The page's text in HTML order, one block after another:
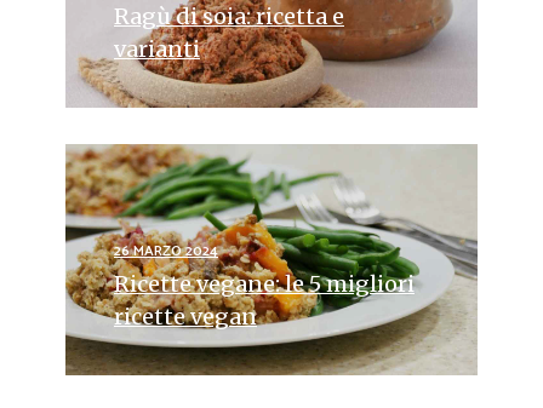
Ragù di soia: ricetta e
varianti
26 MARZO 2024
Ricette vegane: le 5 migliori
ricette vegan